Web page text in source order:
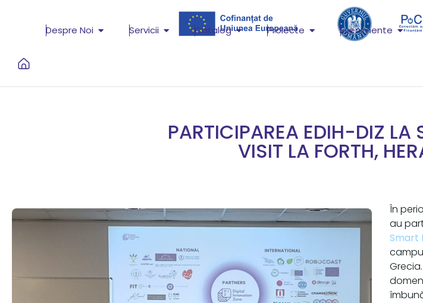
Despre Noi Servicii Catalog Proiecte Evenimente
PARTICIPAREA EDIH-DIZ LA
VISIT LA FORTH,
În
au
Smart